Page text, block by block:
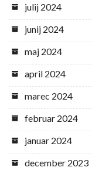
julij 2024
junij 2024
maj 2024
april 2024
marec 2024
februar 2024
januar 2024
december 2023